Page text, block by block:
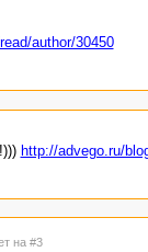
author/30450
http://advego.ru/
на #3